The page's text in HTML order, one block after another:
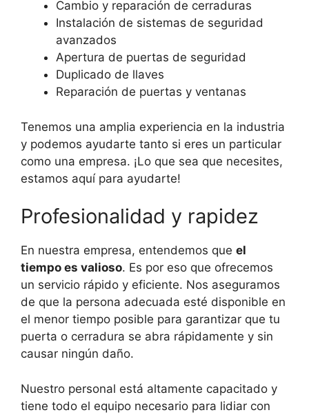
Cambio y reparación de cerraduras
Instalación de sistemas de seguridad
avanzados
Apertura de puertas de seguridad
Duplicado de llaves
Reparación de puertas y ventanas
Tenemos una amplia experiencia en la industria
y podemos ayudarte tanto si eres un particular
como una empresa. ¡Lo que sea que necesites,
estamos aquí para ayudarte!
Profesionalidad y rapidez
En nuestra empresa, entendemos que el
tiempo es valioso. Es por eso que ofrecemos
un servicio rápido y eficiente. Nos aseguramos
de que la persona adecuada esté disponible en
el menor tiempo posible para garantizar que tu
puerta o cerradura se abra rápidamente y sin
causar ningún daño.
Nuestro personal está altamente capacitado y
tiene todo el equipo necesario para lidiar con